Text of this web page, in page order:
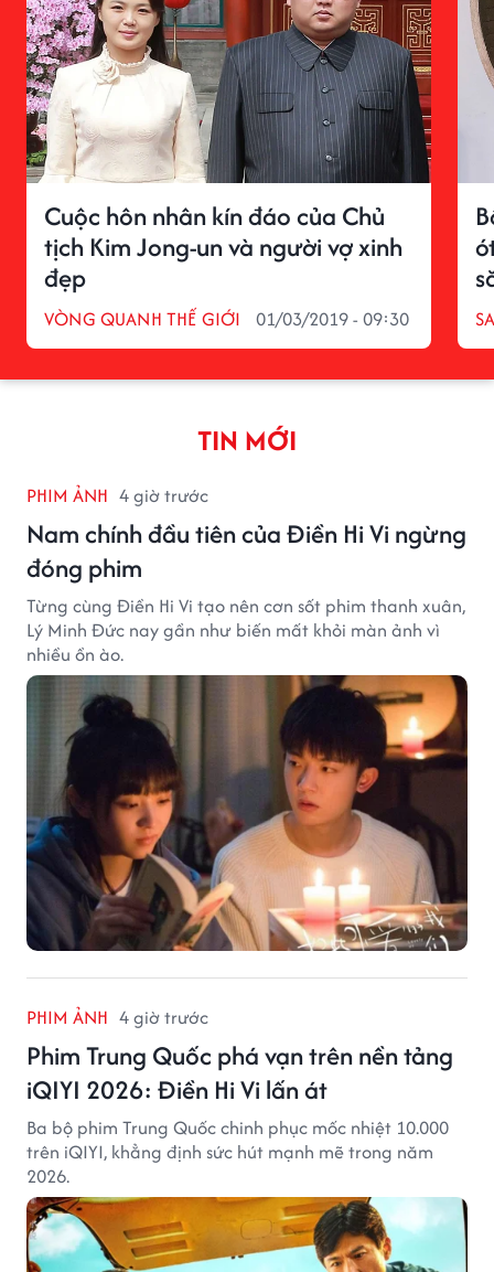
Cuộc hôn nhân kín đáo của Chủ
tịch Kim Jong-un và người vợ xinh
đẹp
VÒNG QUANH THẾ GIỚI 01/03/2019 - 09:30
TIN MỚI
PHIM ẢNH 4 giờ trước
Nam chính đầu tiên của Điền Hi Vi ngừng
đóng phim
Từng cùng Điền Hi Vi tạo nên cơn sốt phim thanh xuân,
Lý Minh Đức nay gần như biến mất khỏi màn ảnh vì
nhiều ồn ào.
PHIM ẢNH 4 giờ trước
Phim Trung Quốc phá vạn trên nền tảng
iQIYI 2026: Điền Hi Vi lấn át
Ba bộ phim Trung Quốc chinh phục mốc nhiệt 10.000
trên iQIYI, khẳng định sức hút mạnh mẽ trong năm
2026.